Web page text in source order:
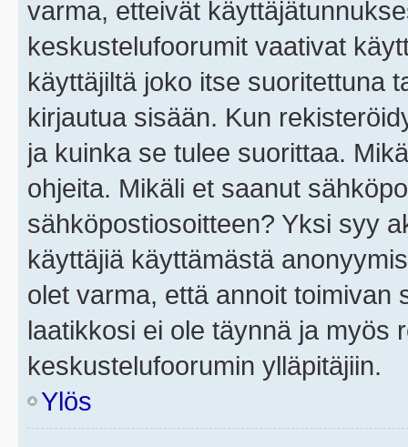
varma, etteivät
keskustelufoorumit vaativat
käyttäjiltä joko itse suoritettuna
kirjautua sisään. Kun
ja kuinka se tulee suorittaa.
ohjeita. Mikäli et saanut
sähköpostiosoitteen? Yksi syy
käyttäjiä käyttämästä
olet varma, että annoit toimivan
laatikkosi ei ole täynnä ja myös
keskustelufoorumin ylläpitäjiin.
Ylös